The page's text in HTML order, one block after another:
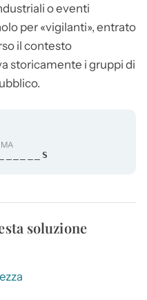
o eventi
per «vigilanti», entrato
il contesto
storicamente i gruppi di
soluzione